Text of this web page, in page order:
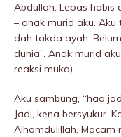
Abdullah. Lepas
– anak murid aku. Aku
dah takda ayah.
dunia”. Anak murid
reaksi muka).
Aku sambung, “haa
Jadi, kena bersyukur.
Alhamdulillah. Macam